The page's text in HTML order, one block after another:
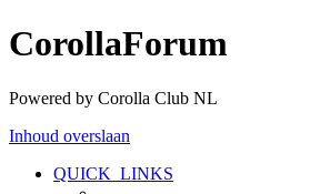
CorollaForum
Powered by Corolla Club NL
Inhoud overslaan
QUICK_LINKS